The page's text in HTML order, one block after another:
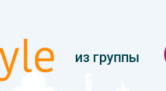
из группы